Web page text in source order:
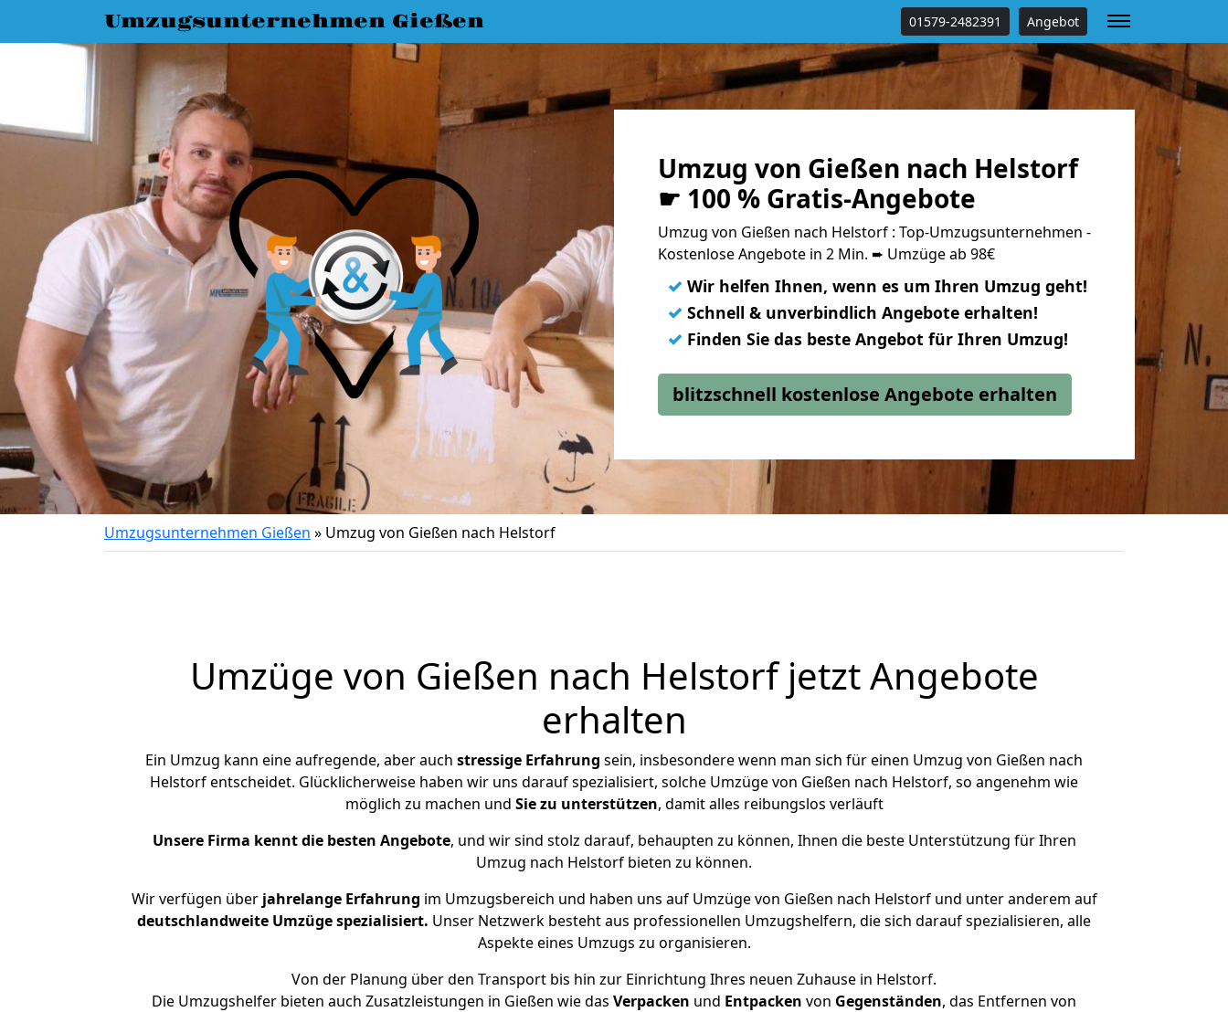
Umzugsunternehmen Gießen 01579-2482391 Angebot
Umzug von Gießen nach Helstorf
☛ 100 % Gratis-Angebote
Umzug von Gießen nach Helstorf : Top-Umzugsunternehmen -
Kostenlose Angebote in 2 Min. ➨ Umzüge ab 98€
✓ Wir helfen Ihnen, wenn es um Ihren Umzug geht!
✓ Schnell & unverbindlich Angebote erhalten!
✓ Finden Sie das beste Angebot für Ihren Umzug!
blitzschnell kostenlose Angebote erhalten
Umzugsunternehmen Gießen » Umzug von Gießen nach Helstorf
Umzüge von Gießen nach Helstorf jetzt Angebote
erhalten
Ein Umzug kann eine aufregende, aber auch stressige Erfahrung sein, insbesondere wenn man sich für einen Umzug von Gießen nach
Helstorf entscheidet. Glücklicherweise haben wir uns darauf spezialisiert, solche Umzüge von Gießen nach Helstorf, so angenehm wie
möglich zu machen und Sie zu unterstützen, damit alles reibungslos verläuft
Unsere Firma kennt die besten Angebote, und wir sind stolz darauf, behaupten zu können, Ihnen die beste Unterstützung für Ihren
Umzug nach Helstorf bieten zu können.
Wir verfügen überjahrelange Erfahrung im Umzugsbereich und haben uns auf Umzüge von Gießen nach Helstorf und unter anderem auf
deutschlandweite Umzüge spezialisiert. Unser Netzwerk besteht aus professionellen Umzugshelfern, die sich darauf spezialisieren, alle
Aspekte eines Umzugs zu organisieren.
Von der Planung über den Transport bis hin zur Einrichtung Ihres neuen Zuhause in Helstorf.
Die Umzugshelfer bieten auch Zusatzleistungen in Gießen wie das Verpacken und Entpacken von Gegenständen, das Entfernen von